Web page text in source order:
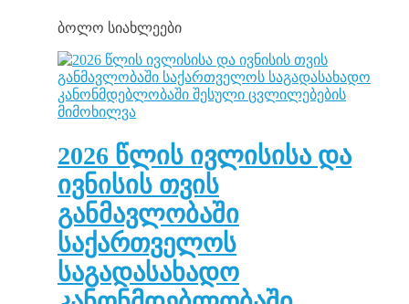
ბოლო სიახლეები
2026 წლის ივლისისა და
ივნისის თვის
განმავლობაში
საქართველოს
საგადასახადო